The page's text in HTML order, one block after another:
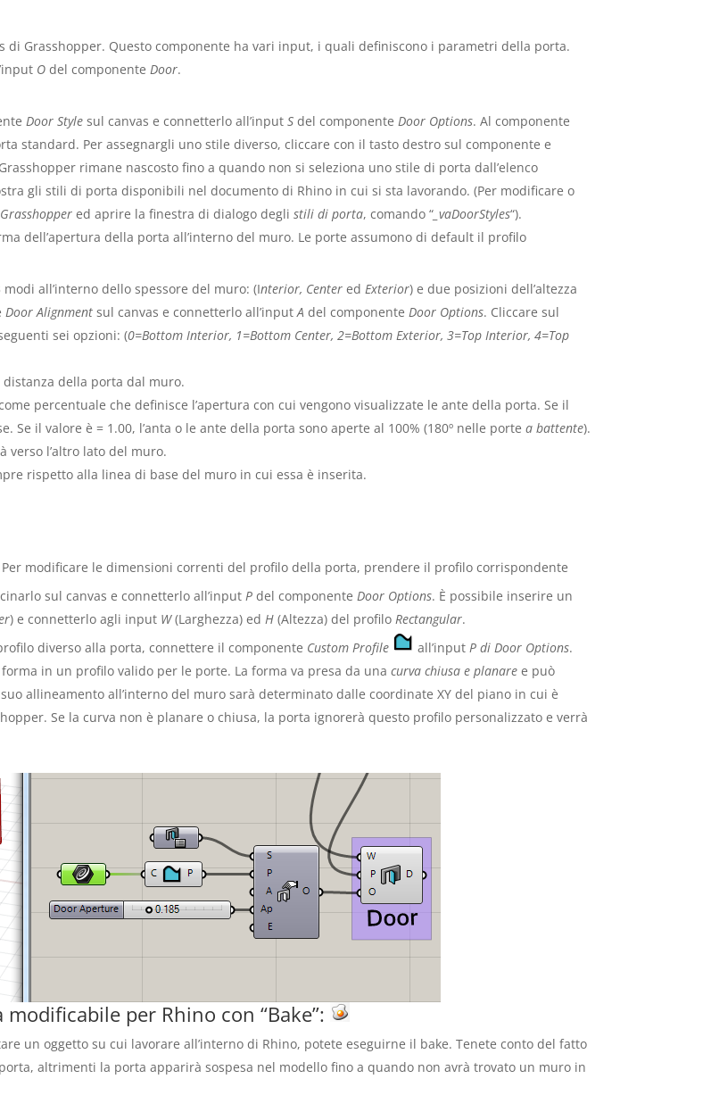
di Grasshopper. Questo componente ha vari input, i quali definiscono i parametri della porta.
O del componenteDoor.
Door Style sul canvas e connetterlo all’inputS del componenteDoor Options. Al componente
standard. Per assegnargli uno stile diverso, cliccare con il tasto destro sul componente e
Grasshopper rimane nascosto fino a quando non si seleziona uno stile di porta dall’elenco
gli stili di porta disponibili nel documento di Rhino in cui si sta lavorando. (Per modificare o
Grasshopper ed aprire la finestra di dialogo deglistili di porta, comando “ _vaDoorStyles“).
dell’apertura della porta all’interno del muro. Le porte assumono di default il profilo
all’interno dello spessore del muro: (Interior, Center edExterior) e due posizioni dell’altezza
Door Alignment sul canvas e connetterlo all’inputA del componenteDoor Options. Cliccare sul
sei opzioni: (0=Bottom Interior, 1=Bottom Center, 2=Bottom Exterior, 3=Top Interior, 4=Top
della porta dal muro.
percentuale che definisce l’apertura con cui vengono visualizzate le ante della porta. Se il
Se il valore è = 1.00, l’anta o le ante della porta sono aperte al 100% (180º nelle portea battente).
verso l’altro lato del muro.
rispetto alla linea di base del muro in cui essa è inserita.
Per modificare le dimensioni correnti del profilo della porta, prendere il profilo corrispondente
sul canvas e connetterlo all’inputP del componenteDoor Options. È possibile inserire un
) e connetterlo agli input W(Larghezza) edH (Altezza) del profiloRectangular.
diverso alla porta, connettere il componente Custom Profile all’inputP di Door Options.
in un profilo valido per le porte. La forma va presa da unacurva chiusa e planare e può
allineamento all’interno del muro sarà determinato dalle coordinate XY del piano in cui è
Se la curva non è planare o chiusa, la porta ignorerà questo profilo personalizzato e verrà
per Rhino con “Bake”:
un oggetto su cui lavorare all’interno di Rhino, potete eseguirne il bake. Tenete conto del fatto
altrimenti la porta apparirà sospesa nel modello fino a quando non avrà trovato un muro in